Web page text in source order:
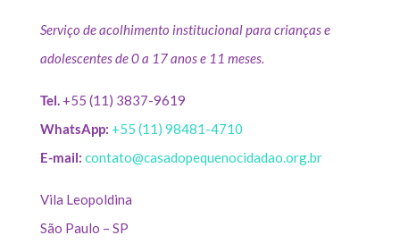
Serviço de acolhimento institucional para crianças e
adolescentes de 0 a 17 anos e 11 meses.
Tel.+55 (11) 3837-9619
WhatsApp: +55 (11) 98481-4710
E-mail: contato@casadopequenocidadao.org.br
Vila Leopoldina
São Paulo – SP